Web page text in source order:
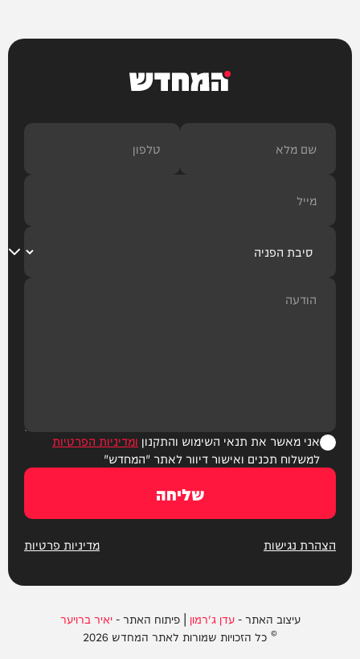
המחדש
אני מאשר את תנאי השימוש והתקנון ומדיניות הפרטיות
למשלוח תכנים ואישור דיוור לאתר "המחדש"
שליחה
הצהרת נגישות מדיניות פרטיות
עיצוב האתר -עדן ג'רמון | פיתוח האתר -יאיר ברויער
© כל הזכויות שמורות לאתר המחדש 2026